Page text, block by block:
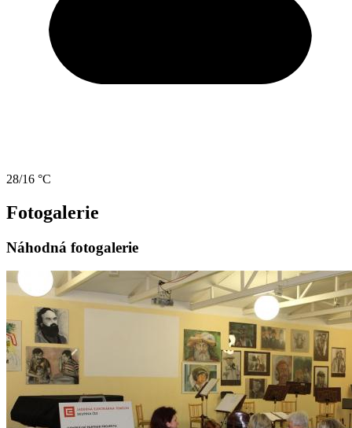
28/16 °C
Fotogalerie
Náhodná fotogalerie